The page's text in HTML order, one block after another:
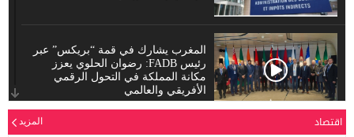
المغرب يشارك في قمة “بريكس” عبر
رئيس FADB: رضوان الحلوي يعزز
مكانة المملكة في التحول الرقمي
الأفريقي والعالمي
اقتصاد المزيد